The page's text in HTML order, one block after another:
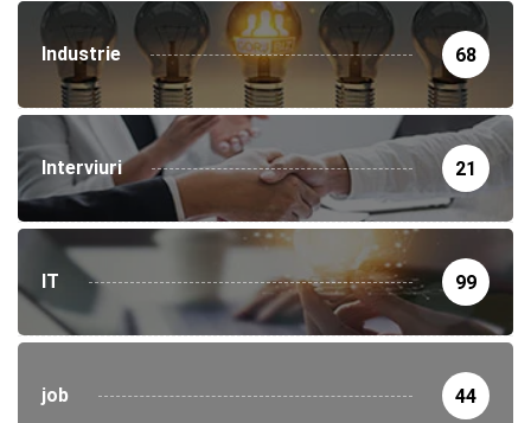
Industrie 68
Interviuri 21
IT 99
job 44